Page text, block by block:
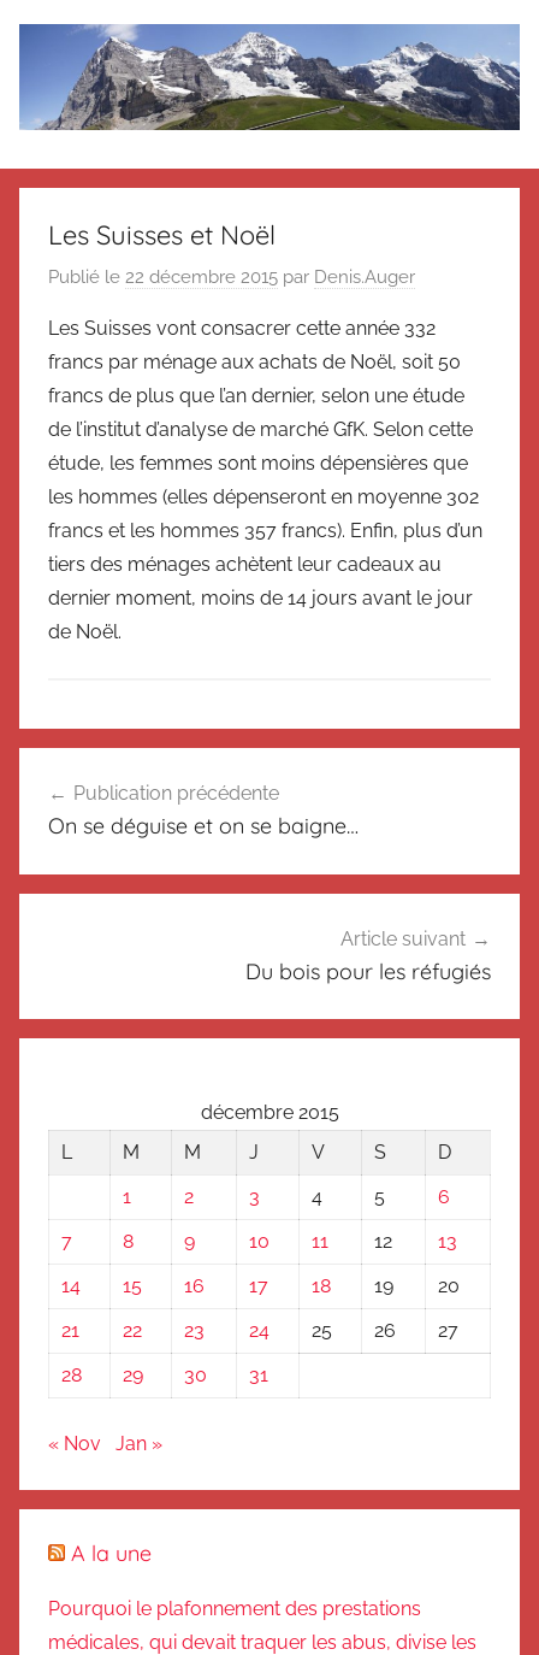
Le
blog
de
Suisse
Magazine
Suisse
Suisse
Magazine
Messager
Suisse
Les Suisses et Noël
Publié le 22 décembre 2015 par Denis.Auger
Les Suisses vont consacrer cette année 332
francs par ménage aux achats de Noël, soit 50
francs de plus que l’an dernier, selon une étude
de l’institut d’analyse de marché GfK. Selon cette
étude, les femmes sont moins dépensières que
les hommes (elles dépenseront en moyenne 302
francs et les hommes 357 francs). Enfin, plus d’un
tiers des ménages achètent leur cadeaux au
dernier moment, moins de 14 jours avant le jour
de Noël.
N
c
l
de
Publication précédente
On se déguise et on se baigne…
Article suivant
Du bois pour les réfugiés
décembre 2015
L
M M J V S
D
1
2 3 4 5
6
7
8 9 10 11 12
13
14
15 16 17 18 19
20
21
22 23 24 25 26
27
28
29 30 31
« Nov Jan »
A la une
Pourquoi le plafonnement des prestations
médicales, qui devait traquer les abus, divise les